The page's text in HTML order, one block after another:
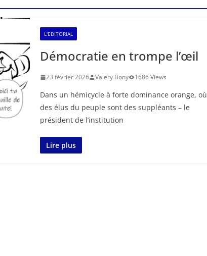
L'EDITORIAL
Démocratie en trompe l’œil
23 février 2026 Valery Bony 1686 Views
Dans un hémicycle à forte dominance orange, où
des élus du peuple sont des suppléants – le
président de l’institution
Lire plus